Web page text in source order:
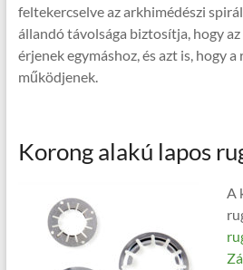
feltekercselve az arkhimédészi
állandó távolsága biztosítja, hogy az
érjenek egymáshoz, és azt is, hogy
működjenek.
Korong alakú lapos
A